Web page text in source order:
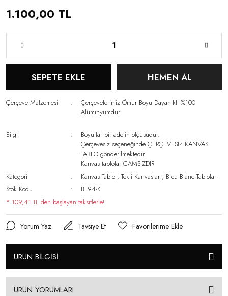
1.100,00 TL
SEPETE EKLE HEMEN AL
Çerçeve Malzemesi
Çerçevelerimiz Ömür Boyu Dayanıklı %100
Alüminyumdur
Bilgi
Boyutlar bir adetin ölçüsüdür.
Çerçevesiz seçeneğinde ÇERÇEVESİZ KANVAS
TABLO gönderilmektedir.
Kanvas tablolar CAMSIZDIR
Kategori
Kanvas Tablo ,Tekli Kanvaslar , Bleu Blanc Tablolar
Stok Kodu
BL94-K
* 109,41 TL den başlayan taksitlerle!
Yorum Yaz Tavsiye Et
ÜRÜN BİLGİSİ
ÜRÜN YORUMLARI